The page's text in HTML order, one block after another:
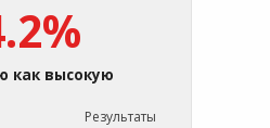
как высокую
Результаты